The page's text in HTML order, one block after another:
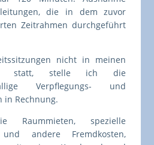
die in dem zuvor
Zeitrahmen durchgeführt
nicht in meinen
statt, stelle ich die
Verpflegungs- und
in Rechnung.
Raummieten, spezielle
und andere Fremdkosten,